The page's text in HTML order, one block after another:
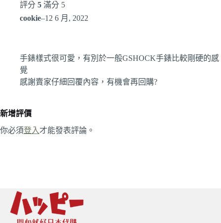
評分 5 滿分 5
cookie–12 6 月, 2022
手錶樣式很可愛，有別於一般GSHOCK手錶比較剛硬的感
覺
感謝賣家仔細回覆內容，有機會再回購?
新增評價
你必須登入才能發表評論。